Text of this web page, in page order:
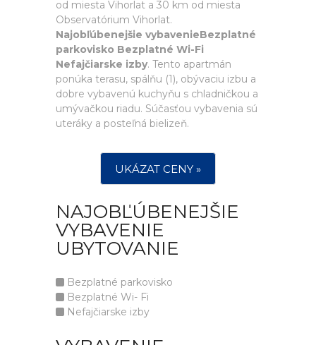
od miesta Vihorlat a 30 km od miesta
Observatórium Vihorlat.
Najobľúbenejšie vybavenieBezplatné
parkovisko Bezplatné Wi-Fi
Nefajčiarske izby. Tento apartmán
ponúka terasu, spálňu (1), obývaciu izbu a
dobre vybavenú kuchyňu s chladničkou a
umývačkou riadu. Súčasťou vybavenia sú
uteráky a posteľná bielizeň.
UKÁZAT CENY »
NAJOBĽÚBENEJŠIE
VYBAVENIE
UBYTOVANIE
Bezplatné parkovisko
Bezplatné Wi- Fi
Nefajčiarske izby